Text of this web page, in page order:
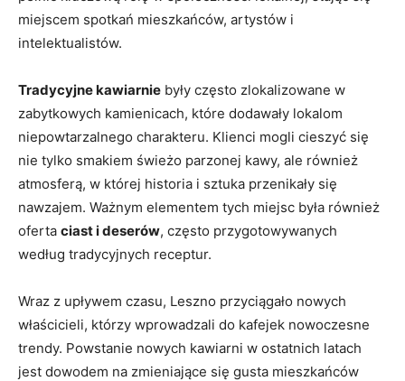
miejscem spotkań mieszkańców, artystów i
intelektualistów.
Tradycyjne kawiarnie były często zlokalizowane w
zabytkowych kamienicach, które dodawały lokalom
niepowtarzalnego charakteru. Klienci mogli cieszyć się
nie tylko smakiem świeżo parzonej kawy, ale również
atmosferą, w której historia i sztuka przenikały się
nawzajem. Ważnym elementem tych miejsc była również
oferta ciast i deserów, często przygotowywanych
według tradycyjnych receptur.
Wraz z upływem czasu, Leszno przyciągało nowych
właścicieli, którzy wprowadzali do kafejek nowoczesne
trendy. Powstanie nowych kawiarni w ostatnich latach
jest dowodem na zmieniające się gusta mieszkańców